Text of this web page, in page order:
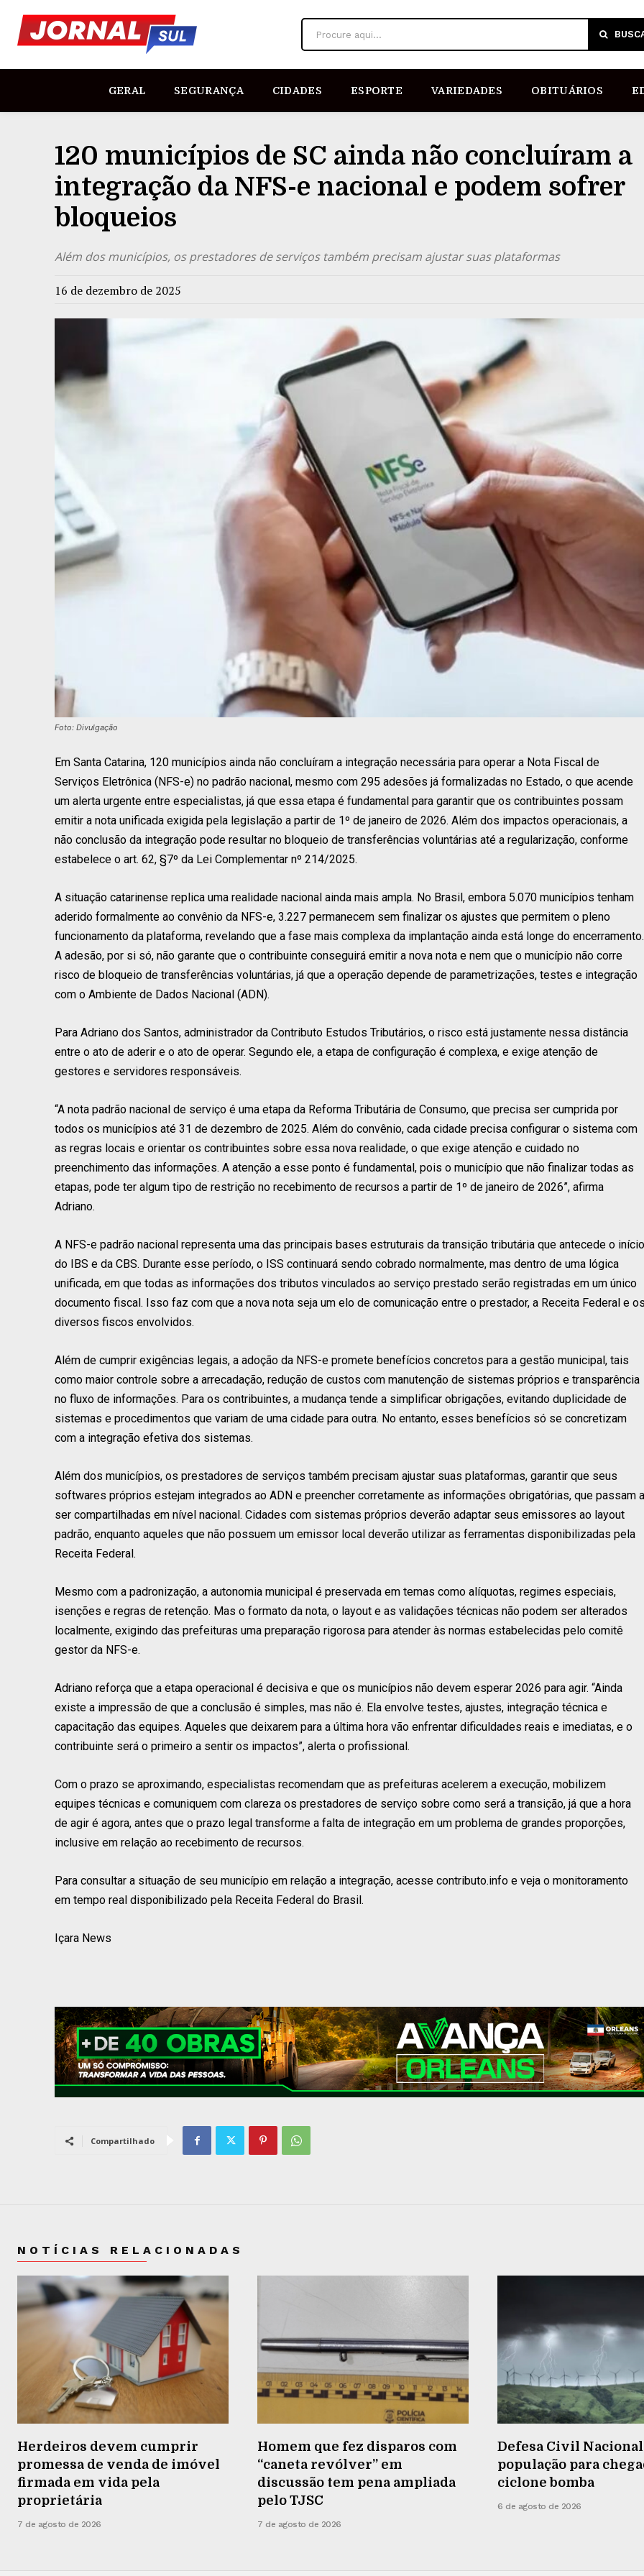
Procure aqui...
GERAL SEGURANÇA CIDADES ESPORTE VARIEDADES OBITUÁRIOS
120 municípios de SC ainda não concluíram a
integração da NFS-e nacional e podem sofrer
bloqueios
Além dos municípios, os prestadores de serviços também precisam ajustar suas plataformas
16 de dezembro de 2025
Foto: Divulgação
Em Santa Catarina, 120 municípios ainda não concluíram a integração necessária para operar a Nota Fiscal de
Serviços Eletrônica (NFS-e) no padrão nacional, mesmo com 295 adesões já formalizadas no Estado, o que acende
um alerta urgente entre especialistas, já que essa etapa é fundamental para garantir que os contribuintes possam
emitir a nota unificada exigida pela legislação a partir de 1º de janeiro de 2026. Além dos impactos operacionais, a
não conclusão da integração pode resultar no bloqueio de transferências voluntárias até a regularização, conforme
estabelece o art. 62, §7º da Lei Complementar nº 214/2025.
A situação catarinense replica uma realidade nacional ainda mais ampla. No Brasil, embora 5.070 municípios tenham
aderido formalmente ao convênio da NFS-e, 3.227 permanecem sem finalizar os ajustes que permitem o pleno
funcionamento da plataforma, revelando que a fase mais complexa da implantação ainda está longe do encerramento.
A adesão, por si só, não garante que o contribuinte conseguirá emitir a nova nota e nem que o município não corre
risco de bloqueio de transferências voluntárias, já que a operação depende de parametrizações, testes e integração
com o Ambiente de Dados Nacional (ADN).
Para Adriano dos Santos, administrador da Contributo Estudos Tributários, o risco está justamente nessa distância
entre o ato de aderir e o ato de operar. Segundo ele, a etapa de configuração é complexa, e exige atenção de
gestores e servidores responsáveis.
“A nota padrão nacional de serviço é uma etapa da Reforma Tributária de Consumo, que precisa ser cumprida por
todos os municípios até 31 de dezembro de 2025. Além do convênio, cada cidade precisa configurar o sistema com
as regras locais e orientar os contribuintes sobre essa nova realidade, o que exige atenção e cuidado no
preenchimento das informações. A atenção a esse ponto é fundamental, pois o município que não finalizar todas as
etapas, pode ter algum tipo de restrição no recebimento de recursos a partir de 1º de janeiro de 2026”, afirma
Adriano.
A NFS-e padrão nacional representa uma das principais bases estruturais da transição tributária que antecede o início
do IBS e da CBS. Durante esse período, o ISS continuará sendo cobrado normalmente, mas dentro de uma lógica
unificada, em que todas as informações dos tributos vinculados ao serviço prestado serão registradas em um único
documento fiscal. Isso faz com que a nova nota seja um elo de comunicação entre o prestador, a Receita Federal e
diversos fiscos envolvidos.
Além de cumprir exigências legais, a adoção da NFS-e promete benefícios concretos para a gestão municipal, tais
como maior controle sobre a arrecadação, redução de custos com manutenção de sistemas próprios e transparência
no fluxo de informações. Para os contribuintes, a mudança tende a simplificar obrigações, evitando duplicidade de
sistemas e procedimentos que variam de uma cidade para outra. No entanto, esses benefícios só se concretizam
com a integração efetiva dos sistemas.
Além dos municípios, os prestadores de serviços também precisam ajustar suas plataformas, garantir que seus
softwares próprios estejam integrados ao ADN e preencher corretamente as informações obrigatórias, que passam a
ser compartilhadas em nível nacional. Cidades com sistemas próprios deverão adaptar seus emissores ao layout
padrão, enquanto aqueles que não possuem um emissor local deverão utilizar as ferramentas disponibilizadas pela
Receita Federal.
Mesmo com a padronização, a autonomia municipal é preservada em temas como alíquotas, regimes especiais,
isenções e regras de retenção. Mas o formato da nota, o layout e as validações técnicas não podem ser alterados
localmente, exigindo das prefeituras uma preparação rigorosa para atender às normas estabelecidas pelo comitê
gestor da NFS-e.
Adriano reforça que a etapa operacional é decisiva e que os municípios não devem esperar 2026 para agir. “Ainda
existe a impressão de que a conclusão é simples, mas não é. Ela envolve testes, ajustes, integração técnica e
capacitação das equipes. Aqueles que deixarem para a última hora vão enfrentar dificuldades reais e imediatas, e o
contribuinte será o primeiro a sentir os impactos”, alerta o profissional.
Com o prazo se aproximando, especialistas recomendam que as prefeituras acelerem a execução, mobilizem
equipes técnicas e comuniquem com clareza os prestadores de serviço sobre como será a transição, já que a hora
de agir é agora, antes que o prazo legal transforme a falta de integração em um problema de grandes proporções,
inclusive em relação ao recebimento de recursos.
Para consultar a situação de seu município em relação a integração, acesse contributo.info e veja o monitoramento
em tempo real disponibilizado pela Receita Federal do Brasil.
Içara News
Compartilhado
NOTÍCIAS RELACIONADAS
Herdeiros devem cumprir
promessa de venda de imóvel
firmada em vida pela
proprietária
7 de agosto de 2026
Homem que fez disparos com
“caneta revólver” em
discussão tem pena ampliada
pelo TJSC
7 de agosto de 2026
Defesa Civil
população para
ciclone bomba
6 de agosto de 2026